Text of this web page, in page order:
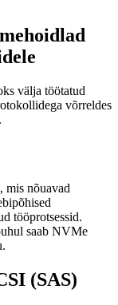
välja töötatud
võrreldes
mis nõuavad
tööprotsessid.
saab NVMe
(SAS)